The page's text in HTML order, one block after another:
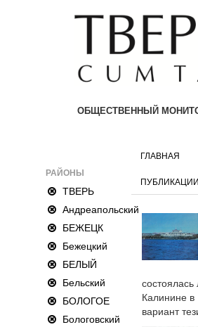
ОБЩЕСТВЕННЫЙ
РАЙОНЫ
ТВЕРЬ
Андреапольский
БЕЖЕЦК
Бежецкий
БЕЛЫЙ
Бельский
БОЛОГОЕ
Бологовский
ГЛАВНАЯ
ПУБЛИКАЦИИ
Калинине в
вариант